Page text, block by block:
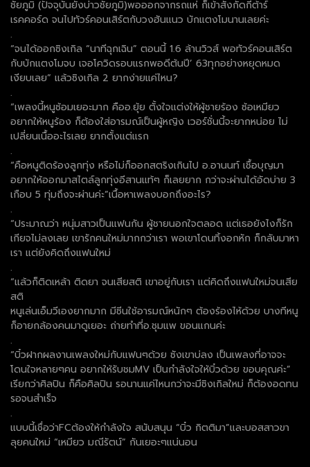
ชัยภูมิ (ปัจจุบันยังบ่าวชัยภูมิ)พอออกจากรถแห่ ก็เข้าสังกัดกีต้าร์
เรคคอร์ด จนไปทัวร์คอนเสิร์ตกับวงฮันแนว บักแตงโมนานเลยค่ะ
.
“จนได้ออกซิงเกิล “นาทีฉุกเฉิน” ตอนนี้ 1.6 ล้านวิวส์ พอทัวร์คอนเสิร์ต
กับบักแตงโมจบ เจอโควิดรอบแรกพอดีต้นปี’ 63ทุกอย่างหยุดหมด
เงียบเลย” แล้วซิงเกิล 2 ยากง่ายแค่ไหน?
.
“เพลงนี้หนูซ้อมเยอะมาก คืออ.ยุ้ย ตั้งใจแต่งให้ผู้ชายร้อง ซ้อเหมียว
อยากให้หนูร้อง ก็ต้องใส่อารมณ์เป็นผู้หญิง เวอร์ชั่นนี้จะยากหน่อย ไม่
เปลี่ยนเนื้ออะไรเลย ยากตั้งแต่แรก
.
“คือหนูติดร้องลูกทุ่ง หรือไม่ก็ออกสตริงเกินไป อ.อานนท์ เชื้อบุญมา
อยากให้ออกมาสไตล์ลูกทุ่งอีสานแท้ๆ ก็เลยยาก กว่าจะผ่านได้อัดบ่าย 3
เกือบ 5 ทุ่มถึงจะผ่านค่ะ”เนื้อหาเพลงบอกถึงอะไร?
.
“ประมาณว่า หนุ่มสาวเป็นแฟนกัน ผู้ชายนอกใจตลอด แต่เธอยังไงก็รัก
เกียจไม่ลงเลย เขารักคนใหม่มากกว่าเรา พอเขาโดนทิ้งอกหัก ก็กลับมาหา
เรา แต่ยังคิดถึงแฟนใหม่
.
“แล้วก็ติดเหล้า ติดยา จนเสียสติ เขาอยู่กับเรา แต่คิดถึงแฟนใหม่จนเสีย
สติ
หนูเล่นเอ็มวีเองยากมาก มีซีนใช้อารมณ์หนักๆ ต้องร้องไห้ด้วย บางทีหนู
ก็อายกล้องคนมาดูเยอะ ถ่ายทำที่อ.ชุมแพ ขอนแกนค่ะ
.
“บิ๋วฝากผลงานเพลงใหม่กับแฟนๆด้วย ซังเขาบ่ลง เป็นเพลงที่อาจจะ
โดนใจหลายๆคน อยากให้รับชมMV เป็นกำลังใจให้บิ๋วด้วย ขอบคุณค่ะ”
เรียกว่าศิลปิน ก็คือศิลปิน รอนานแค่ไหนกว่าจะมีซิงเกิลใหม่ ก็ต้องอดทน
รอจนสำเร็จ
.
แบบนี้เชื่อว่าFCต้องให้กำลังใจ สนับสนุน “บิ๋ว กิตติมา”และบอสสาวขา
ลุยคนใหม่ “เหมียว มณีรัตน์” กันเยอะๆแน่นอน